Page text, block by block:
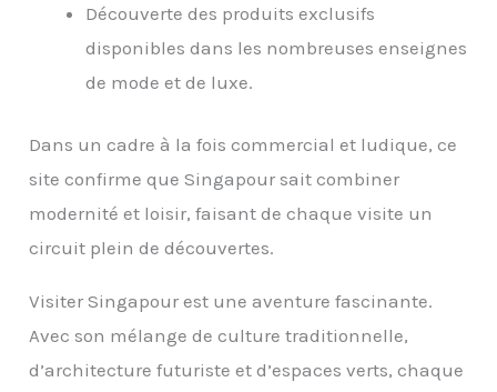
Découverte des produits exclusifs
disponibles dans les nombreuses enseignes
de mode et de luxe.
Dans un cadre à la fois commercial et ludique, ce
site confirme que Singapour sait combiner
modernité et loisir, faisant de chaque visite un
circuit plein de découvertes.
Visiter Singapour est une aventure fascinante.
Avec son mélange de culture traditionnelle,
d’architecture futuriste et d’espaces verts, chaque